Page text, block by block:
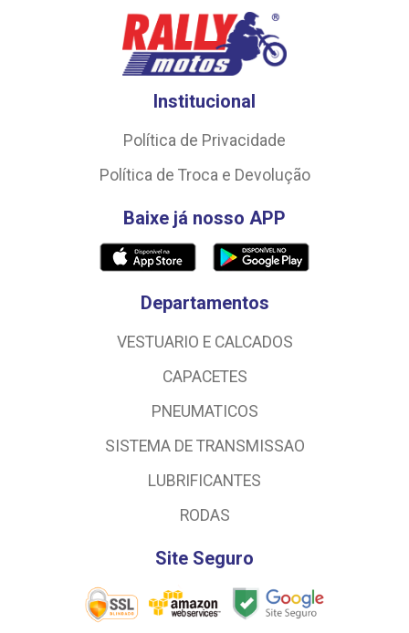
Institucional
Política de Privacidade
Política de Troca e Devolução
Baixe já nosso APP
Departamentos
VESTUARIO E CALCADOS
CAPACETES
PNEUMATICOS
SISTEMA DE TRANSMISSAO
LUBRIFICANTES
RODAS
Site Seguro